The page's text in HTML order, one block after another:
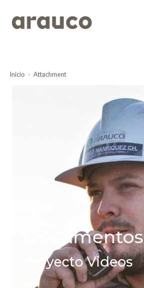
Inicio Attachment
Documentos
Proyecto Videos